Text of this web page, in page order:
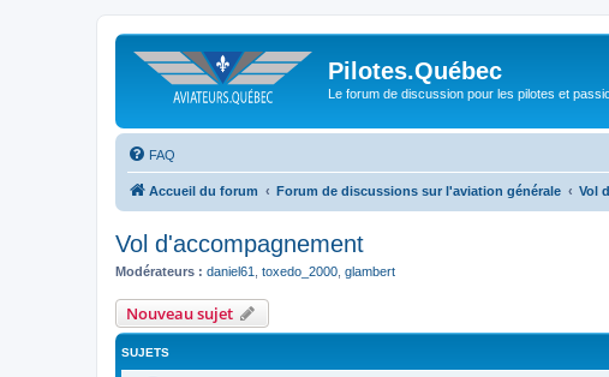
Pilotes.Québec
Le forum de discussion pour les pilotes et
FAQ
Accueil du forum Forum de discussions sur l'aviation générale Vol
Vol d'accompagnement
Modérateurs : daniel61 toxedo_2000 glambert
Nouveau sujet
SUJETS